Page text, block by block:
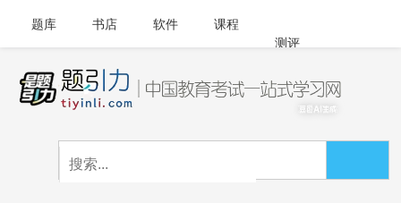
题库 书店 软件
课程
测评
APP下载